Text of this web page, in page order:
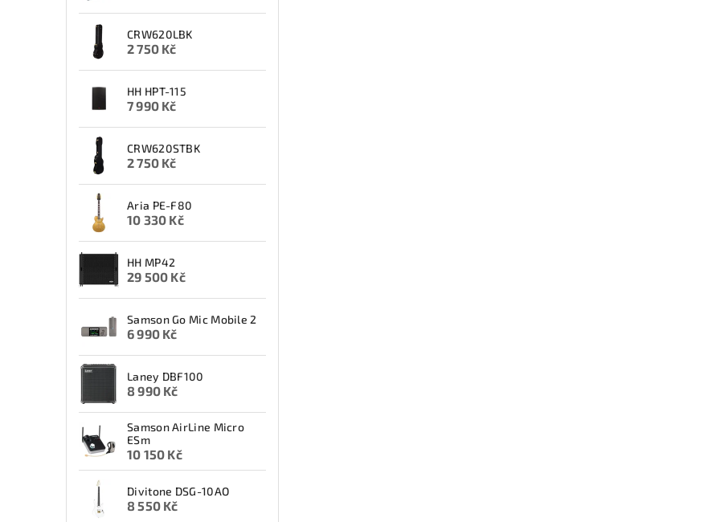
CRW620LBK
2 750 Kč
HH HPT-115
7 990 Kč
CRW620STBK
2 750 Kč
Aria PE-F80
10 330 Kč
HH MP42
29 500 Kč
Samson Go Mic Mobile 2
6 990 Kč
Laney DBF100
8 990 Kč
Samson AirLine Micro
ESm
10 150 Kč
Divitone DSG-10AO
8 550 Kč